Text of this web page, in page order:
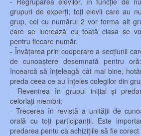
grupuri de experți; toți elevii care au
grup, cei cu numărul 2 vor forma alt
care se lucrează cu toată clasa se
pentru fiecare număr.
- Învățarea prin cooperare a secțiunii
de cunoaștere desemnată pentru
încearcă să înțeleagă cât mai bine,
preda ceea ce au înțeles colegilor din
- Revenirea în grupul inițial și
celorlați membri;
- Trecerea în revistă a unității de
orală cu toți participanții. Este
predarea pentu ca achizițiile să fie